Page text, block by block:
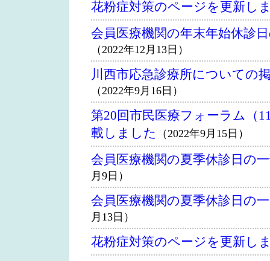
花粉症対策のページを更新し
会員医療機関の年末年始休診
（2022年12月13日）
川西市応急診療所についての
（2022年9月16日）
第20回市民医療フォーラム（
載しました
（2022年9月15日）
会員医療機関の夏季休診日の
月9日）
会員医療機関の夏季休診日の
月13日）
花粉症対策のページを更新し